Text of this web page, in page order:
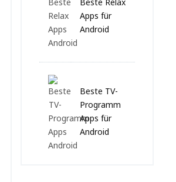
Apps für
Android
Beste TV-
Programm
Apps für
Android